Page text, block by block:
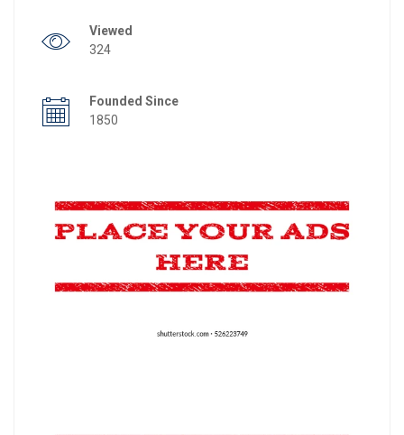
Viewed
324
Founded Since
1850